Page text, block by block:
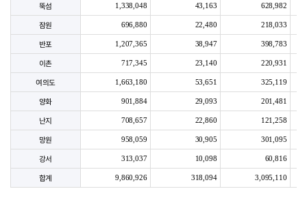
뚝섬 1,338,048 43,163 628,982
잠원 696,880 22,480 218,033
반포 1,207,365 38,947 398,783
이촌 717,345 23,140 220,931
여의도 1,663,180 53,651 325,119
양화 901,884 29,093 201,481
난지 708,657 22,860 121,258
망원 958,059 30,905 301,095
강서 313,037 10,098 60,816
합계 9,860,926 318,094 3,095,110